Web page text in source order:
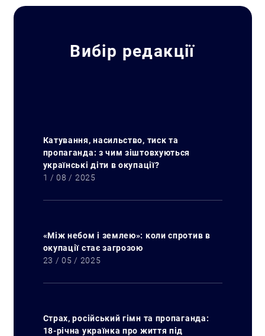
Вибір редакції
Катування, насильство, тиск та
пропаганда: з чим зіштовхуються
українські діти в окупації?
1 / 08 / 2025
«Між небом і землею»: коли спротив в
окупації стає загрозою
23 / 05 / 2025
Страх, російський гімн та пропаганда:
18-річна українка про життя під